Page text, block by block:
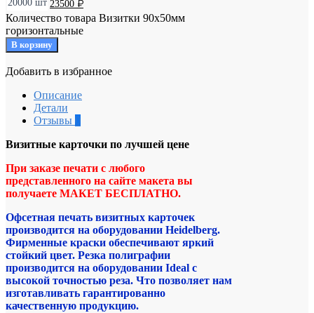
20000 шт 23500 ₽
Количество товара Визитки 90x50мм
горизонтальные
В корзину
Добавить в избранное
Описание
Детали
Отзывы 0
Визитные карточки по лучшей цене
При заказе печати с любого
представленного на сайте макета вы
получаете МАКЕТ БЕСПЛАТНО.
Офсетная печать визитных карточек
производится на оборудовании Heidelberg.
Фирменные краски обеспечивают яркий
стойкий цвет. Резка полиграфии
производится на оборудовании Ideal с
высокой точностью реза. Что позволяет нам
изготавливать гарантированно
качественную продукцию.